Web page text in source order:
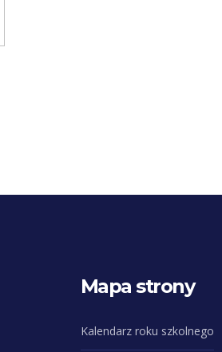
Mapa strony
Kalendarz roku szkolnego